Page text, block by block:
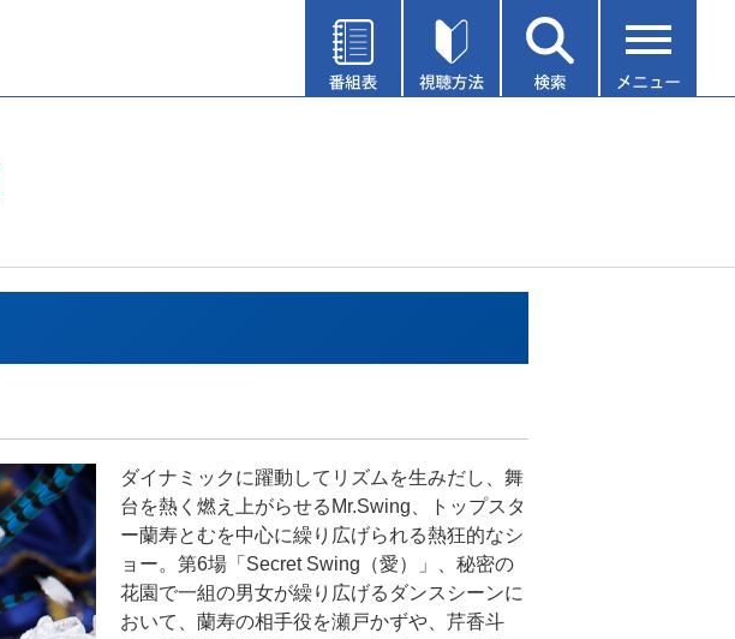
ダイナミックに躍動してリズムを生みだし、舞
台を熱く燃え上がらせるMr.Swing、トップスタ
ー蘭寿とむを中心に繰り広げられる熱狂的なシ
ョー。第6場「Secret Swing（愛）」、秘密の
花園で一組の男女が繰り広げるダンスシーンに
おいて、蘭寿の相手役を瀬戸かずや、芹香斗